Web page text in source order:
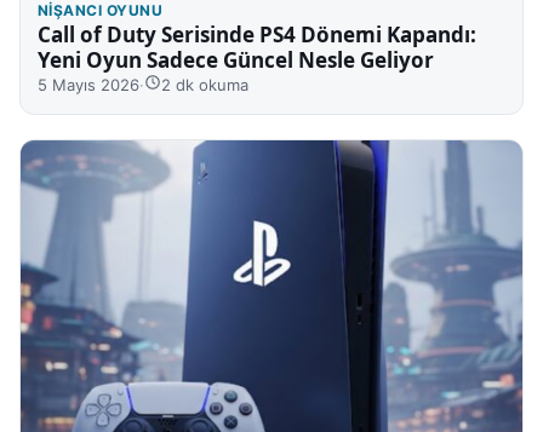
NIŞANCI OYUNU
Call of Duty Serisinde PS4 Dönemi Kapandı:
Yeni Oyun Sadece Güncel Nesle Geliyor
5 Mayıs 2026· 2 dk okuma